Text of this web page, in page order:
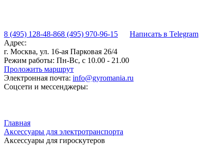
8 (495) 128-48-868 (495) 970-96-15
Написать в Telegram
Адрес:
г. Москва, ул. 16-ая Парковая 26/4
Режим работы: Пн-Вс, с 10.00 - 21.00
Проложить маршрут
Электронная почта: info@gyromania.ru
Соцсети и мессенджеры:
Главная
Аксессуары для электротранспорта
Аксессуары для гироскутеров